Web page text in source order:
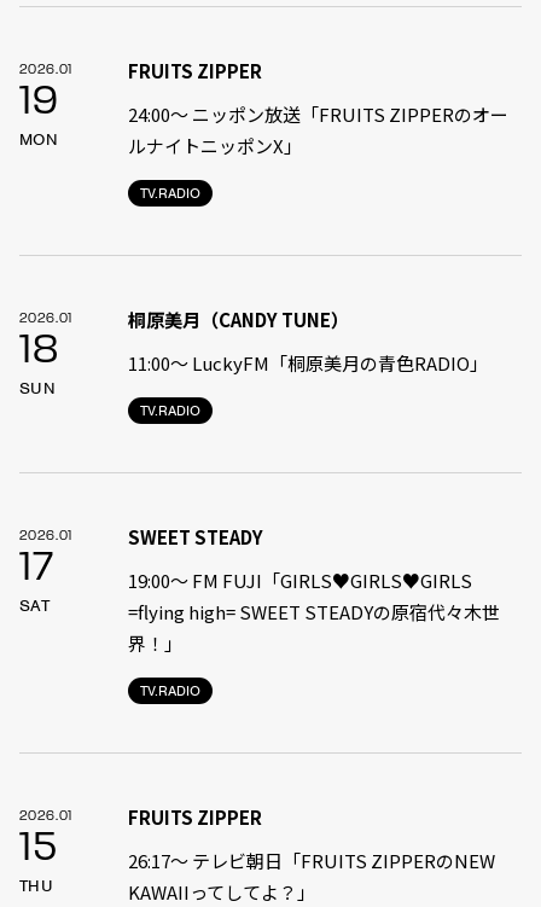
2026.01
19
MON
TV.RADIO
FRUITS ZIPPER
24:00〜 ニッポン放送「FRUITS ZIPPERのオー
ルナイトニッポンX」
2026.01
18
SUN
TV.RADIO
桐原美月（CANDY TUNE）
11:00〜 LuckyFM「桐原美月の青色RADIO」
2026.01
17
SAT
TV.RADIO
SWEET STEADY
19:00〜 FM FUJI「GIRLS♥GIRLS♥GIRLS
=flying high= SWEET STEADYの原宿代々木世
界！」
2026.01
15
THU
FRUITS ZIPPER
26:17～ テレビ朝日「FRUITS ZIPPERのNEW
KAWAIIってしてよ？」